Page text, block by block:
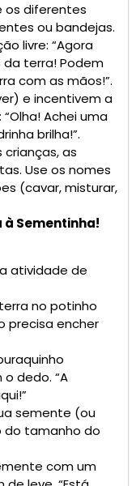
os diferentes
ou bandejas.
livre: “Agora
terra! Podem
com as mãos!”.
e incentivem a
Achei uma
brilha!”.
as
Use os nomes
(cavar, misturar,
à Sementinha!
atividade de
no potinho
precisa encher
dedo. “A
semente (ou
do tamanho do
com um